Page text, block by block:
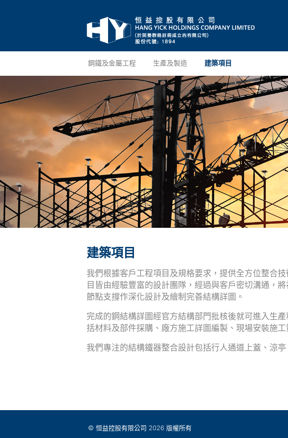
鋼鐵及金屬工程 生產及製造 建築項目
建築項目
我們根據客戶工程項目及規格要求，提供全方位整合
目皆由經驗豐富的設計團隊，經過與客戶密切溝通，
節點支撐作深化設計及繪制完善結構詳圖。
完成的鋼結構詳圖經官方結構部門批核後就可進入生
括材料及部件採購、廠方施工詳圖編製、現場安裝施
我們專注的結構鐵器整合設計包括行人通道上蓋、涼
© 恒益控股有限公司 2026 版權所有